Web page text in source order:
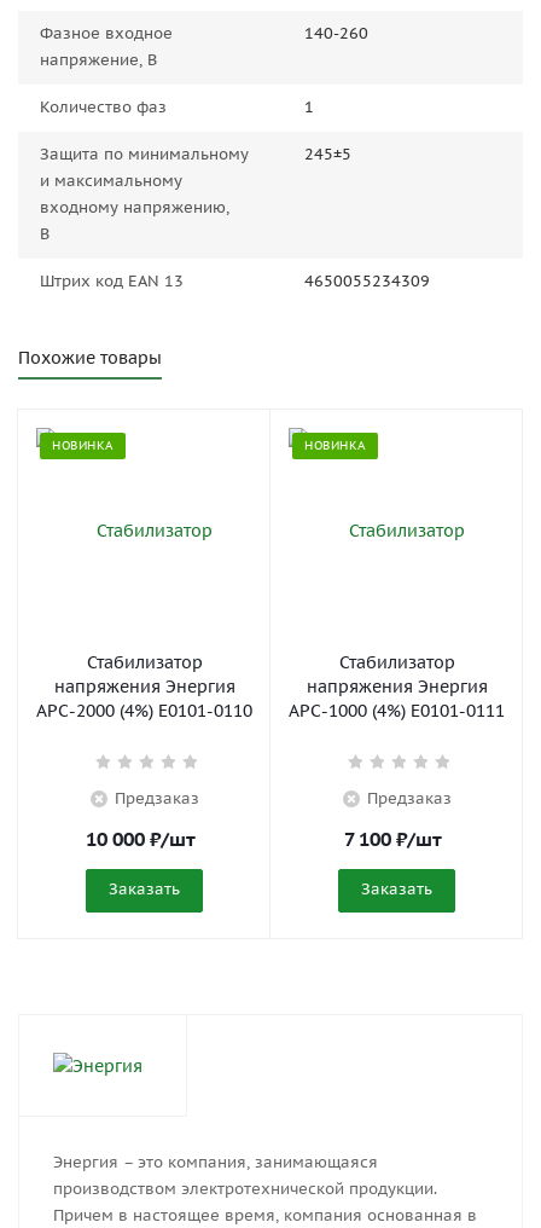
Фазное входное
напряжение, В
140-260
Количество фаз 1
Защита по минимальному
и максимальному
входному напряжению,
В
245±5
Штрих код EAN 13 4650055234309
Похожие товары
НОВИНКА
Стабилизатор
напряжения Энергия
АРС-2000 (4%) Е0101-0110
Предзаказ
10 000₽/шт
Заказать
НОВИНКА
Стабилизатор
напряжения Энергия
АРС-1000 (4%) Е0101-0111
Предзаказ
7 100₽/шт
Заказать
Энергия – это компания, занимающаяся
производством электротехнической продукции.
Причем в настоящее время, компания основанная в